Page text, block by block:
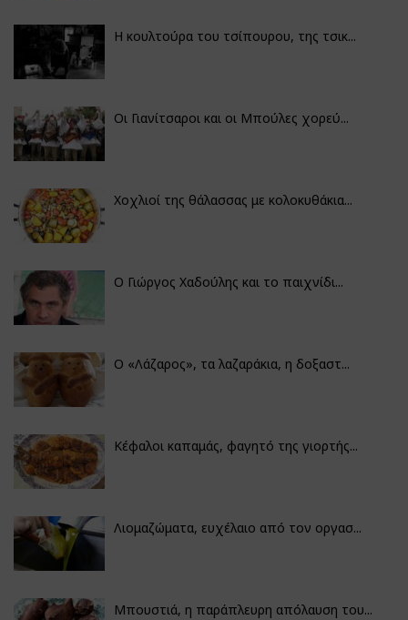
Η κουλτούρα του τσίπουρου, της τσικ...
Οι Γιανίτσαροι και οι Μπούλες χορεύ...
Χοχλιοί της θάλασσας με κολοκυθάκια...
Ο Γιώργος Χαδούλης και το παιχνίδι...
Ο «Λάζαρος», τα λαζαράκια, η δοξαστ...
Κέφαλοι καπαμάς, φαγητό της γιορτής...
Λιομαζώματα, ευχέλαιο από τον οργασ...
Μπουστιά, η παράπλευρη απόλαυση του...